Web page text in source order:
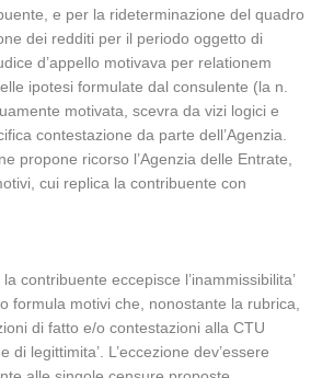
e per la rideterminazione del quadro
dei redditi per il periodo oggetto di
d’appello motivava per relationem
ipotesi formulate dal consulente (la n.
motivata, scevra da vizi logici e
contestazione da parte dell’Agenzia.
propone ricorso l’Agenzia delle Entrate,
cui replica la contribuente con
contribuente eccepisce l’inammissibilita’
formula motivi che, nonostante la rubrica,
di fatto e/o contestazioni alla CTU
di legittimita’. L’eccezione dev’essere